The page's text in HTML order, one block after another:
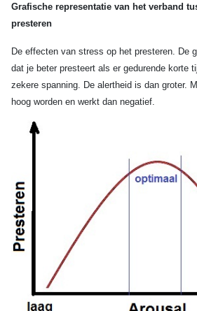
Grafische representatie van het verband
presteren
De effecten van stress op het presteren. De
dat je beter presteert als er gedurende korte
zekere spanning. De alertheid is dan groter.
hoog worden en werkt dan negatief.